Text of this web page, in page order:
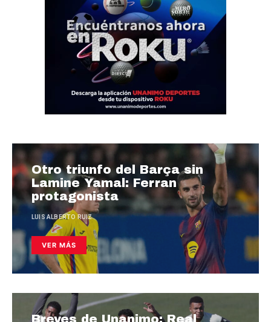
Otro triunfo del Barça sin
Lamine Yamal: Ferran
protagonista
LUIS ALBERTO RUIZ
VER MÁS
Breves de Unanimo: Real